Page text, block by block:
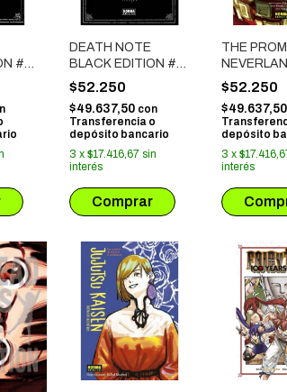
#
DEATH NOTE
BLACK EDITION #
04
$52.250
$49.637,50 con
Transferencia o
depósito bancario
3 x $17.416,67 sin
interés
THE
BALADA
LAS
$52.250
$49.637,50
depósito
3 x
interés